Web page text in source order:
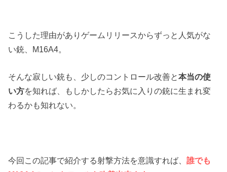
こうした理由がありゲームリリースからずっと人気がな
い銃、M16A4。
そんな寂しい銃も、少しのコントロール改善と本当の使
い方を知れば、もしかしたらお気に入りの銃に生まれ変
わるかも知れない。
今回この記事で紹介する射撃方法を意識すれば、誰でも